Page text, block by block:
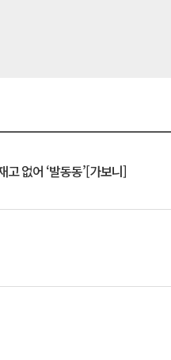
없어 ‘발동동’[가보니]